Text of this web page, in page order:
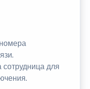
для